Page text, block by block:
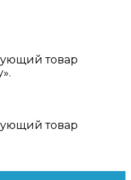
товар
товар